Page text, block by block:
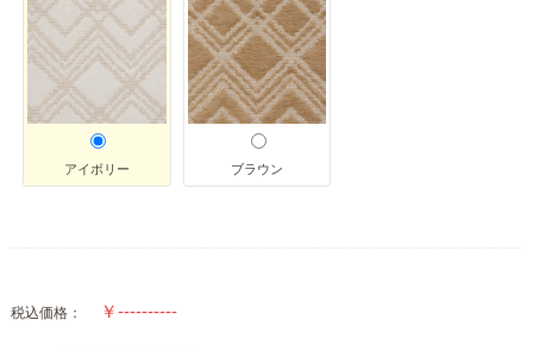
アイボリー ブラウン
税込価格：